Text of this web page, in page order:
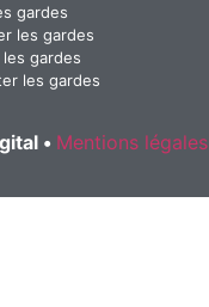
gardes
les gardes
gardes
les gardes
• Mentions légales